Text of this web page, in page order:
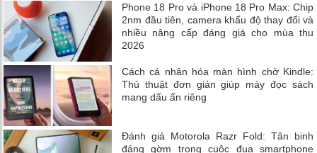
Phone 18 Pro và iPhone 18 Pro Max: Chip
2nm đầu tiên, camera khẩu độ thay đổi và
nhiều nâng cấp đáng giá cho mùa thu
2026
Cách cá nhân hóa màn hình chờ Kindle:
Thủ thuật đơn giản giúp máy đọc sách
mang dấu ấn riêng
Đánh giá Motorola Razr Fold: Tân binh
đáng gờm trong cuộc đua smartphone